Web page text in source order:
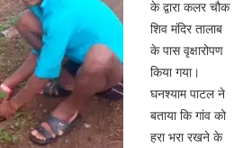
के द्वारा कलर चौक
शिव मंदिर तालाब
के पास वृक्षारोपण
किया गया।
घनश्याम पाटल ने
बताया कि गांव को
हरा भरा रखने के